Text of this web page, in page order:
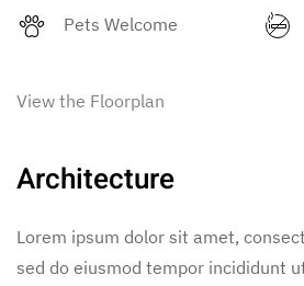
Pets Welcome
View the Floorplan
Architecture
Lorem ipsum dolor sit amet,
sed do eiusmod tempor incididunt